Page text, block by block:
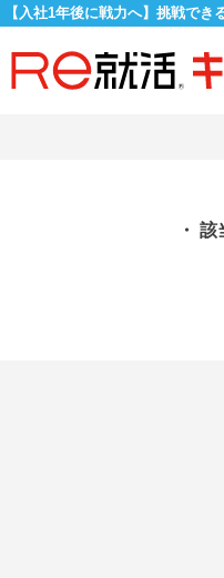
【入社1年後に戦力へ】挑戦で
・